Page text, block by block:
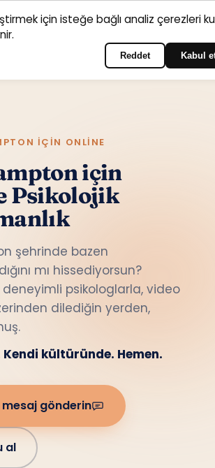
Hizmet Psikologlarİletişim
IÇIN ONLINE
için
Psikolojik
şehrinde bazen
mı hissediyorsun?
deneyimli psikologlarla, video
dilediğin yerden,
kültüründe. Hemen.
gönderin
al
için isteğe bağlı analiz çerezleri
Reddet Kabul